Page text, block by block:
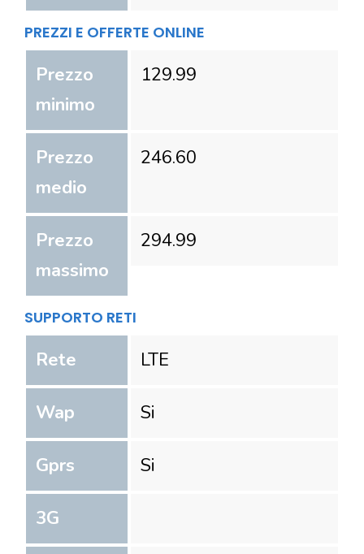
PREZZI E OFFERTE ONLINE
Prezzo
minimo
129.99
Prezzo
medio
246.60
Prezzo
massimo
294.99
SUPPORTO RETI
Rete LTE
Wap Si
Gprs Si
3G